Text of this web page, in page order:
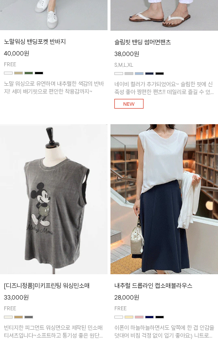
노말워싱 밴딩포켓 반바지
40,000원
FREE
노말 워싱으로 유연하며 내추럴한 색감의 반바
지! 세미 배기핏으로 편안한 착용감까지~
슬림핏 밴딩 썸머면팬츠
38,000원
S,M,L,XL
네이비 컬러가 추가되었어요~ 슬림한 핏에 신
축성 좋아 짱편한 팬츠!! 데일리로 즐길 수 있
는 기본 컬러들로 준비했어요~
[디즈니정품]미키프린팅 워싱민소매
33,000원
FREE
빈티지한 피그먼트 워싱면으로 제작된 민소매
티셔츠입니다~소프트하고 통기성 좋은 원단
내추럴 드롭라인 캡소매블라우스
28,000원
FREE
쉬폰이 하늘하늘하면서도 앞쪽에 한 겹 안감을
덧대어 비침 걱정 없이 입기 좋아요:) 니트로